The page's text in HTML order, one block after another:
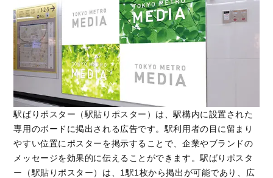
駅ばりポスター（駅貼りポスター）は、駅構内に設置された
専用のボードに掲出される広告です。駅利用者の目に留まり
やすい位置にポスターを掲示することで、企業やブランドの
メッセージを効果的に伝えることができます。駅ばりポスタ
ー（駅貼りポスター）は、1駅1枚から掲出が可能であり、広